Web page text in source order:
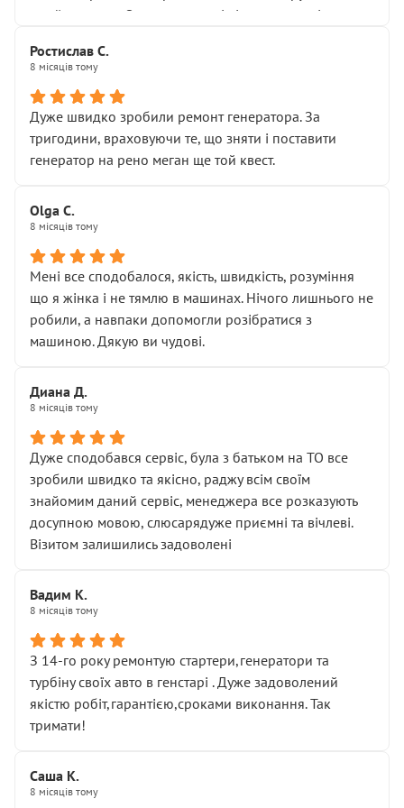
Я — клієнт, який працює на довірі, і саме її цей сервіс
Хотілося б більше:
• належної уваги до авто
• прозорості в роботах і рахунках
• реальної діагностики, а не формального
“подивились і поїхав”
На жаль, складається враження, що сервіс працює не
Стосовно комунікації - все добре
приймальнику Олександру: всі чітко та по суті.
звертатися до цього автосервісу.
Ростислав С.
8 місяців тому
Дуже швидко зробили ремонт генератора. За
тригодини, враховуючи те, що зняти і поставити
генератор на рено меган ще той квест.
Olga С.
8 місяців тому
Мені все сподобалося, якість, швидкість, розуміння
що я жінка і не тямлю в машинах. Нічого лишнього не
робили, а навпаки допомогли розібратися з
машиною. Дякую ви чудові.
Диана Д.
8 місяців тому
Дуже сподобався сервіс, була з батьком на ТО все
зробили швидко та якісно, раджу всім своїм
знайомим даний сервіс, менеджера все розказують
досупною мовою, слюсарядуже приємні та вічлеві.
Візитом залишились задоволені
Вадим К.
8 місяців тому
З 14-го року ремонтую стартери,генератори та
турбіну своїх авто в генстарі . Дуже задоволений
якістю робіт,гарантією,сроками виконання. Так
тримати!
Саша К.
8 місяців тому